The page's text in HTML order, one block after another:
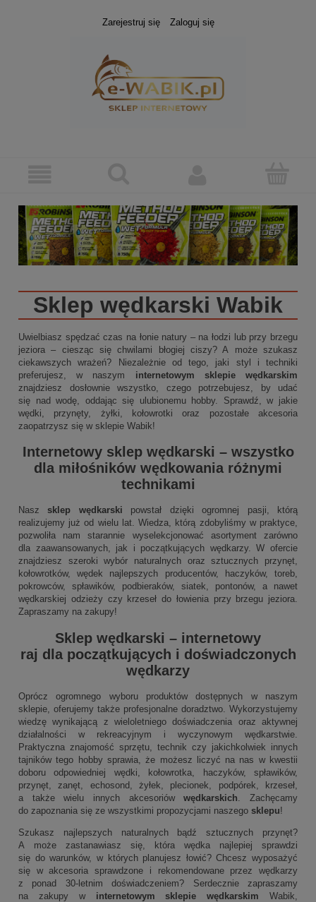
Zarejestruj się Zaloguj się
Sklep wędkarski Wabik
Uwielbiasz spędzać czas na łonie natury – na łodzi lub przy brzegu
jeziora – ciesząc się chwilami błogiej ciszy? A może szukasz
ciekawszych wrażeń? Niezależnie od tego, jaki styl i techniki
preferujesz, w naszym internetowym sklepie wędkarskim
znajdziesz dosłownie wszystko, czego potrzebujesz, by udać
się nad wodę, oddając się ulubionemu hobby. Sprawdź, w jakie
wędki, przynęty, żyłki, kołowrotki oraz pozostałe akcesoria
zaopatrzysz się w sklepie Wabik!
Internetowy sklep wędkarski – wszystko
dla miłośników wędkowania różnymi
technikami
Naszsklep wędkarski powstał dzięki ogromnej pasji, którą
realizujemy już od wielu lat. Wiedza, którą zdobyliśmy w praktyce,
pozwoliła nam starannie wyselekcjonować asortyment zarówno
dla zaawansowanych, jak i początkujących wędkarzy. W ofercie
znajdziesz szeroki wybór naturalnych oraz sztucznych przynęt,
kołowrotków, wędek najlepszych producentów, haczyków, toreb,
pokrowców, spławików, podbieraków, siatek, pontonów, a nawet
wędkarskiej odzieży czy krzeseł do łowienia przy brzegu jeziora.
Zapraszamy na zakupy!
Sklep wędkarski – internetowy
raj dla początkujących i doświadczonych
wędkarzy
Oprócz ogromnego wyboru produktów dostępnych w naszym
sklepie, oferujemy także profesjonalne doradztwo. Wykorzystujemy
wiedzę wynikającą z wieloletniego doświadczenia oraz aktywnej
działalności w rekreacyjnym i wyczynowym wędkarstwie.
Praktyczna znajomość sprzętu, technik czy jakichkolwiek innych
tajników tego hobby sprawia, że możesz liczyć na nas w kwestii
doboru odpowiedniej wędki, kołowrotka, haczyków, spławików,
przynęt, zanęt, echosond, żyłek, plecionek, podpórek, krzeseł,
a także wielu innych akcesoriówwędkarskich . Zachęcamy
do zapoznania się ze wszystkimi propozycjami naszego sklepu!
Szukasz najlepszych naturalnych bądź sztucznych przynęt?
A może zastanawiasz się, która wędka najlepiej sprawdzi
się do warunków, w których planujesz łowić? Chcesz wyposażyć
się w akcesoria sprawdzone i rekomendowane przez wędkarzy
z ponad 30-letnim doświadczeniem? Serdecznie zapraszamy
na zakupy w internetowym sklepie wędkarskim Wabik,